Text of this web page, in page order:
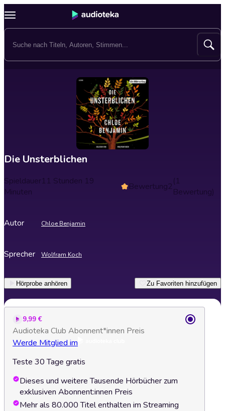
Die Unsterblichen
Spieldauer11 Stunden 19
Minuten
Bewertung2(1
Bewertung)
Autor Chloe Benjamin
Sprecher Wolfram Koch
Hörprobe anhören Zu Favoriten hinzufügen
9,99 €
Audioteka Club Abonnent*innen Preis
Werde Mitglied im
Teste 30 Tage gratis
Dieses und weitere Tausende Hörbücher zum
exklusiven Abonnent:innen Preis
Mehr als 80.000 Titel enthalten im Streaming